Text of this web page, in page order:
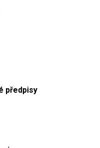
předpisy